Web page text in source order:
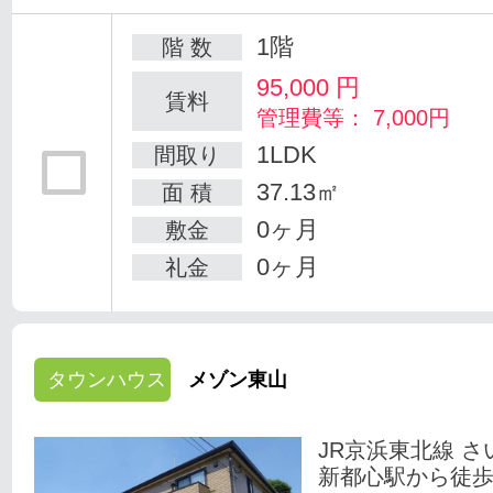
階 数 1階
賃料 95,000 円
管理費等： 7,000円
間取り
1LDK
面 積 37.13㎡
敷金 0ヶ月
礼金 0ヶ月
タウンハウス メゾン東山
JR京浜東北線 さ
新都心駅から徒